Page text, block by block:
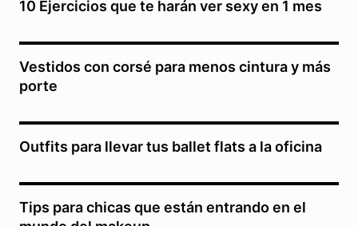
10 Ejercicios que te harán ver sexy en 1 mes
Vestidos con corsé para menos cintura y más
porte
Outfits para llevar tus ballet flats a la oficina
Tips para chicas que están entrando en el